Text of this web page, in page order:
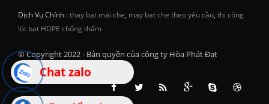
Chat zalo
Dịch Vụ Chính :thay bạt mái che, may bạt che theo yêu cầu, thi công
lót bạt HDPE chống thấm
© Copyright 2022 - Bản quyền của công ty Hòa Phát Đạt